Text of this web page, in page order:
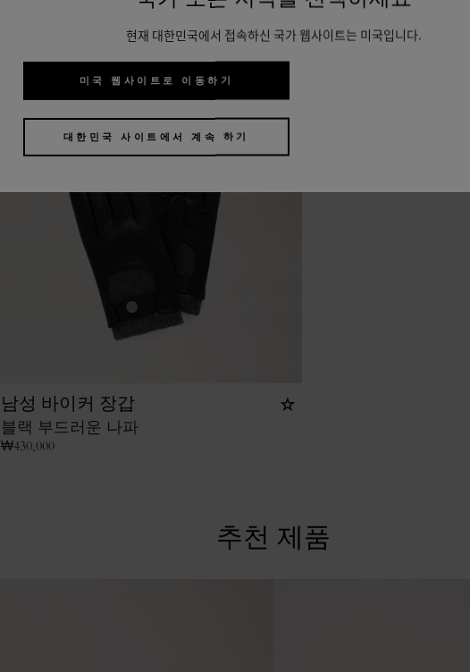
남성 바이커 장갑
블랙 부드러운 나파
₩430,000
추천 제품
현재 대한민국에서 접속하신 국가 웹사이트는 미국입니다.
미국 웹사이트로 이동하기
대한민국 사이트에서 계속 하기